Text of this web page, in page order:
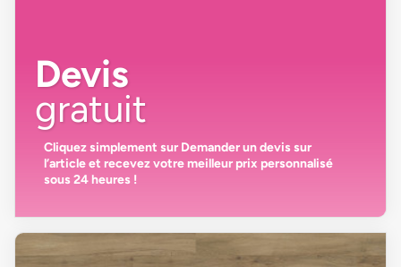
Devis
gratuit
Cliquez simplement sur Demander un devissur
l’article et recevez votremeilleur prix personnalisé
sous 24 heures !